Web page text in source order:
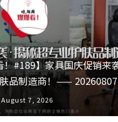
！#189】家具国庆促销来
品制造商！—— 20260807
August 7, 2026